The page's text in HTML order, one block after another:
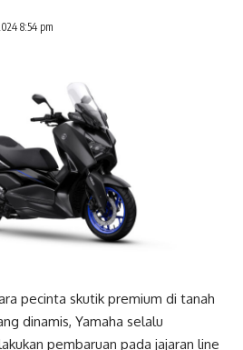
8:54 pm
pecinta skutik premium di tanah
dinamis, Yamaha selalu
pembaruan pada jajaran line